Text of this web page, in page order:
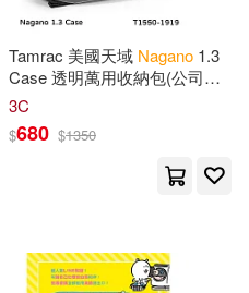
Tamrac 美國天域 Nagano 1.3
Case 透明萬用收納包(公司貨)
T1550-1919
3C
$680 $1350